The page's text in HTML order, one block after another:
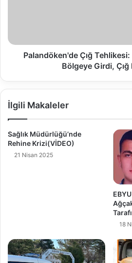
Palandöken'de Çığ
Bölgeye Girdi,
İlgili Makaleler
Sağlık Müdürlüğü’nde
Rehine Krizi(VİDEO)
21 Nisan 2025
18